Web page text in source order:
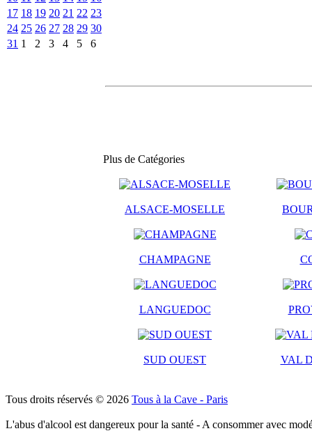
17 18 19 20 21 22 23
24 25 26 27 28 29 30
31 1 2 3 4 5 6
Plus de Catégories
ALSACE-MOSELLE
CHAMPAGNE
LANGUEDOC
SUD OUEST VAL
Tous droits réservés © 2026 Tous à la Cave - Paris
L'abus d'alcool est dangereux pour la santé - A consommer avec